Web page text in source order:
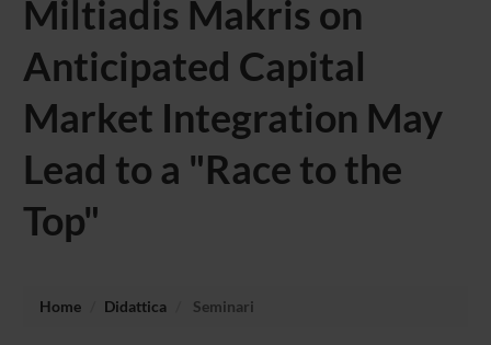
Miltiadis Makris on
Anticipated Capital
Market Integration May
Lead to a "Race to the
Top"
Home Didattica Seminari